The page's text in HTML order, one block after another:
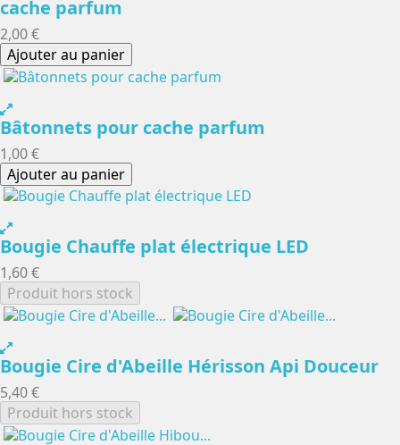
cache parfum
2,00 €
Ajouter au panier
Bâtonnets pour cache parfum
1,00 €
Ajouter au panier
Bougie Chauffe plat électrique LED
1,60 €
Produit hors stock
Bougie Cire d'Abeille Hérisson Api Douceur
5,40 €
Produit hors stock